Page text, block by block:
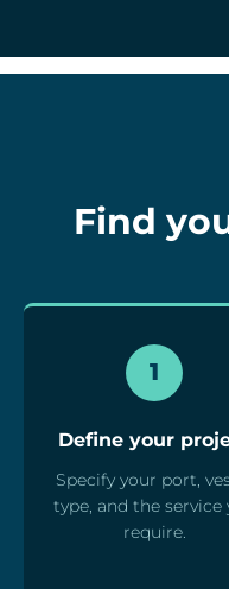
Find
1
Define your
Specify your port,
type, and the service
require.